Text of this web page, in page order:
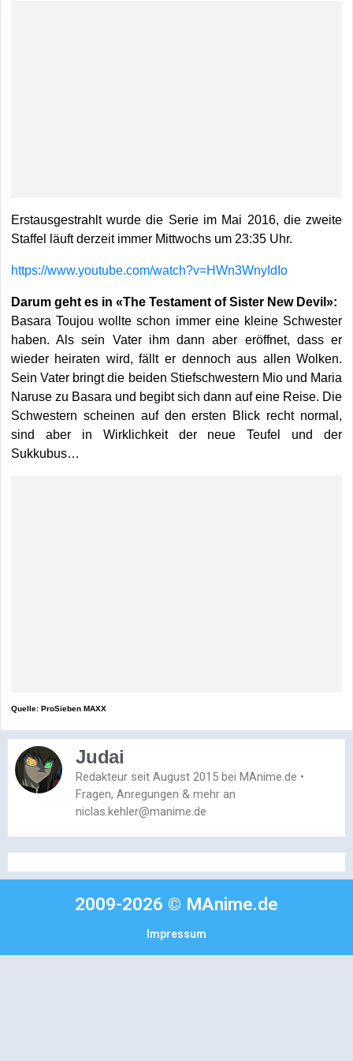
Erstausgestrahlt wurde die Serie im Mai 2016, die zweite
Staffel läuft derzeit immer Mittwochs um 23:35 Uhr.
https://www.youtube.com/watch?v=HWn3WnyIdIo
Darum geht es in «The Testament of Sister New Devil»:
Basara Toujou wollte schon immer eine kleine Schwester
haben. Als sein Vater ihm dann aber eröffnet, dass er
wieder heiraten wird, fällt er dennoch aus allen Wolken.
Sein Vater bringt die beiden Stiefschwestern Mio und Maria
Naruse zu Basara und begibt sich dann auf eine Reise. Die
Schwestern scheinen auf den ersten Blick recht normal,
sind aber in Wirklichkeit der neue Teufel und der
Sukkubus…
Quelle: ProSieben MAXX
Judai
Redakteur seit August 2015 bei MAnime.de •
Fragen, Anregungen & mehr an
niclas.kehler@manime.de
2009-2026 © MAnime.de
Impressum